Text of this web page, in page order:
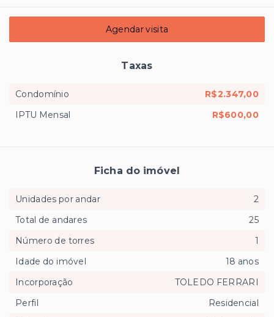
Agendar visita
Taxas
Condomínio
R$2.347,00
IPTU Mensal
R$600,00
Ficha do imóvel
Unidades por andar
2
Total de andares
25
Número de torres
1
Idade do imóvel
18 anos
Incorporação
TOLEDO FERRARI
Perfil
Residencial